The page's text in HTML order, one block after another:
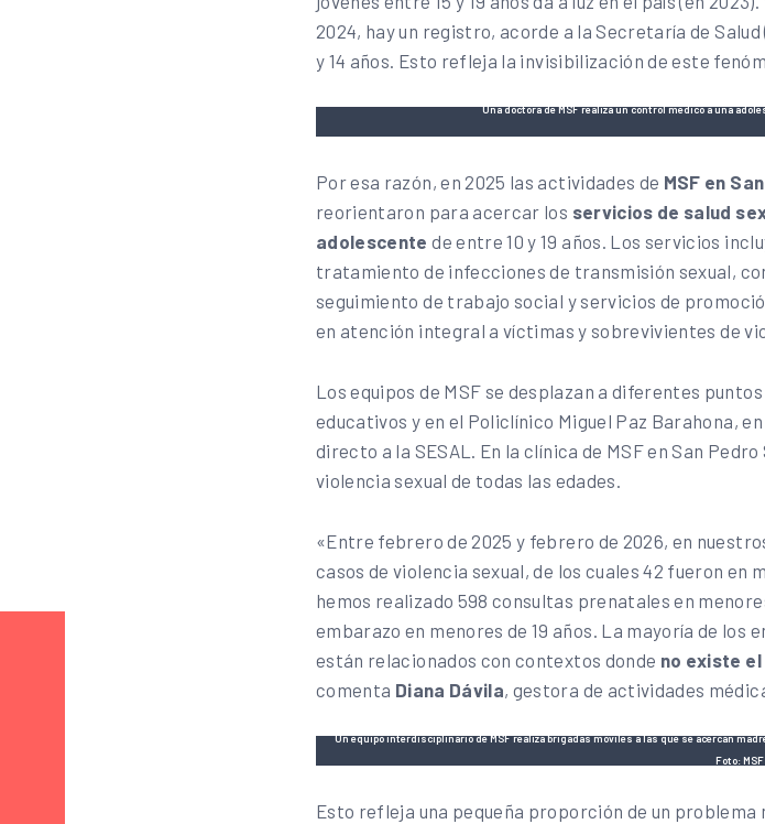
2024, hay un registro, acorde a la Secretaría de
y 14 años. Esto refleja la invisibilización de este
Una doctora de MSF realiza un control médico a una
Por esa razón, en 2025 las actividades de MSF en
reorientaron para acercar los servicios de salud
adolescentede entre 10 y 19 años. Los servicios
tratamiento de infecciones de transmisión sexual,
seguimiento de trabajo social y servicios de
en atención integral a víctimas y sobrevivientes de
Los equipos de MSF se desplazan a diferentes
educativos y en el Policlínico Miguel Paz Barahona,
directo a la SESAL. En la clínica de MSF en San
violencia sexual de todas las edades.
«Entre febrero de 2025 y febrero de 2026, en
casos de violencia sexual, de los cuales 42 fueron en
hemos realizado 598 consultas prenatales en
embarazo en menores de 19 años. La mayoría de los
están relacionados con contextos donde no existe
comenta Diana Dávila, gestora de actividades
Un equipo interdisciplinario de MSF realiza brigadas móviles a las que se acercan
Foto: MSF
Esto refleja una pequeña proporción de un